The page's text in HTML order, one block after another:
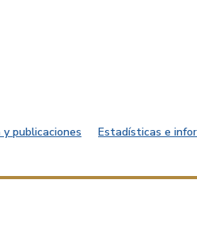
publicaciones Estadísticas e